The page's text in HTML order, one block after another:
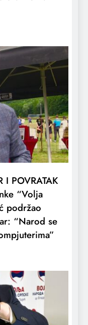
I POVRATAK
“Volja
podržao
“Narod se